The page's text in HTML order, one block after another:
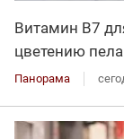
Витамин В7
цветению
Панорама